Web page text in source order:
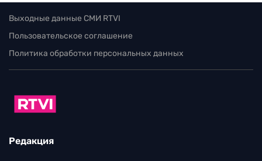
Выходные данные СМИ RTVI
Пользовательское соглашение
Политика обработки персональных данных
Редакция